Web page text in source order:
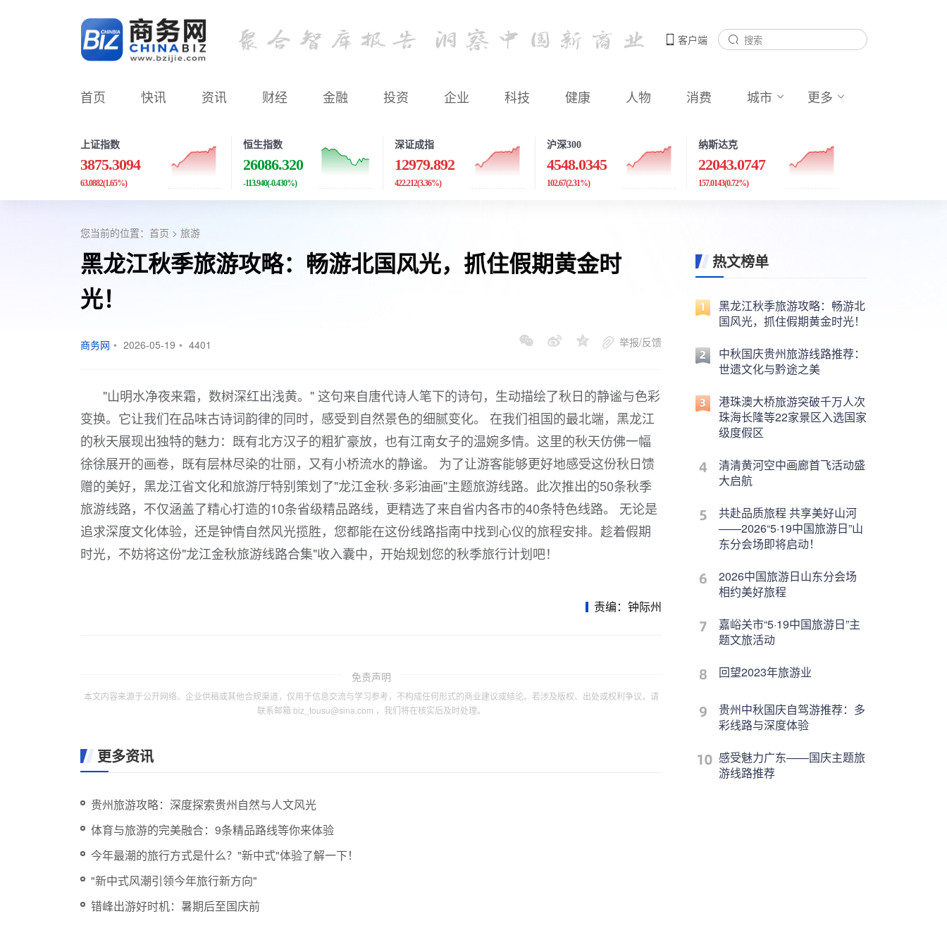
客户端
首页 快讯 资讯 财经 金融 投资 企业 科技 健康 人物 消费 城市 更多
上证指数
3875.3094
63.0882(1.65%)
恒生指数
26086.320
-113.940(-0.430%)
深证成指
12979.892
422.212(3.36%)
沪深300
4548.0345
102.67(2.31%)
纳斯达克
22043.0747
157.0143(0.72%)
您当前的位置： 首页 > 旅游
黑龙江秋季旅游攻略：畅游北国风光，抓住假期黄金时
光！
商务网 • 2026-05-19 • 4401 举报/反馈
"山明水净夜来霜，数树深红出浅黄。" 这句来自唐代诗人笔下的诗句，生动描绘了秋日的静谧与色彩
变换。它让我们在品味古诗词韵律的同时，感受到自然景色的细腻变化。 在我们祖国的最北端，黑龙江
的秋天展现出独特的魅力：既有北方汉子的粗犷豪放，也有江南女子的温婉多情。这里的秋天仿佛一幅
徐徐展开的画卷，既有层林尽染的壮丽，又有小桥流水的静谧。 为了让游客能够更好地感受这份秋日馈
赠的美好，黑龙江省文化和旅游厅特别策划了"龙江金秋·多彩油画"主题旅游线路。此次推出的50条秋季
旅游线路，不仅涵盖了精心打造的10条省级精品路线，更精选了来自省内各市的40条特色线路。 无论是
追求深度文化体验，还是钟情自然风光揽胜，您都能在这份线路指南中找到心仪的旅程安排。趁着假期
时光，不妨将这份"龙江金秋旅游线路合集"收入囊中，开始规划您的秋季旅行计划吧！
责编：钟际州
免责声明
本文内容来源于公开网络、企业供稿或其他合规渠道，仅用于信息交流与学习参考，不构成任何形式的商业建议或结论。若涉及版权、出处或权利争议，请
联系邮箱 biz_tousu@sina.com ，我们将在核实后及时处理。
更多资讯
贵州旅游攻略：深度探索贵州自然与人文风光
体育与旅游的完美融合：9条精品路线等你来体验
今年最潮的旅行方式是什么？"新中式"体验了解一下！
"新中式风潮引领今年旅行新方向"
错峰出游好时机：暑期后至国庆前
热文榜单
黑龙江秋季旅游攻略：畅游北
国风光，抓住假期黄金时光！
中秋国庆贵州旅游线路推荐：
世遗文化与黔途之美
港珠澳大桥旅游突破千万人次
珠海长隆等22家景区入选国家
级度假区
清清黄河空中画廊首飞活动盛
大启航
共赴品质旅程 共享美好山河
——2026“5·19中国旅游日”山
东分会场即将启动！
2026中国旅游日山东分会场
相约美好旅程
嘉峪关市“5·19中国旅游日”主
题文旅活动
回望2023年旅游业
贵州中秋国庆自驾游推荐：多
彩线路与深度体验
感受魅力广东——国庆主题旅
游线路推荐